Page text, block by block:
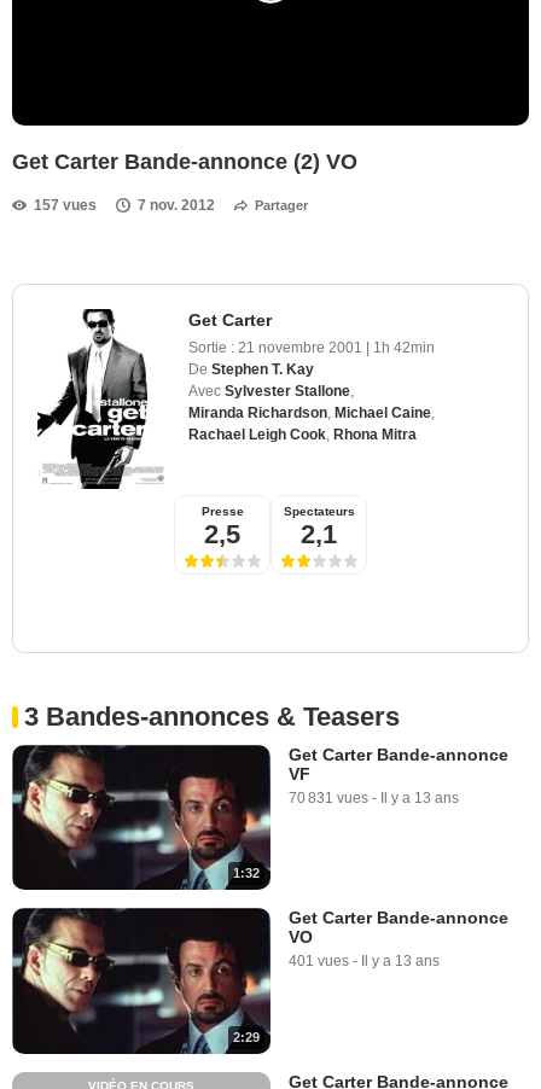
Get Carter Bande-annonce (2) VO
157 vues 7 nov. 2012 Partager
Get Carter
Sortie : 21 novembre 2001 | 1h 42min
De Stephen T. Kay
Avec Sylvester Stallone
Miranda Richardson Michael Caine
Rachael Leigh Cook Rhona Mitra
Presse
2,5
Spectateurs
2,1
3 Bandes-annonces & Teasers
1:32
Get Carter Bande-annonce
VF
70 831 vues - Il y a 13 ans
2:29
Get Carter Bande-annonce
VO
401 vues - Il y a 13 ans
VIDÉO EN COURS
Get Carter Bande-annonce